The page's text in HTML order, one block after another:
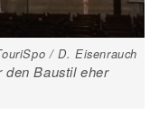
/ D. Eisenrauch
den Baustil eher